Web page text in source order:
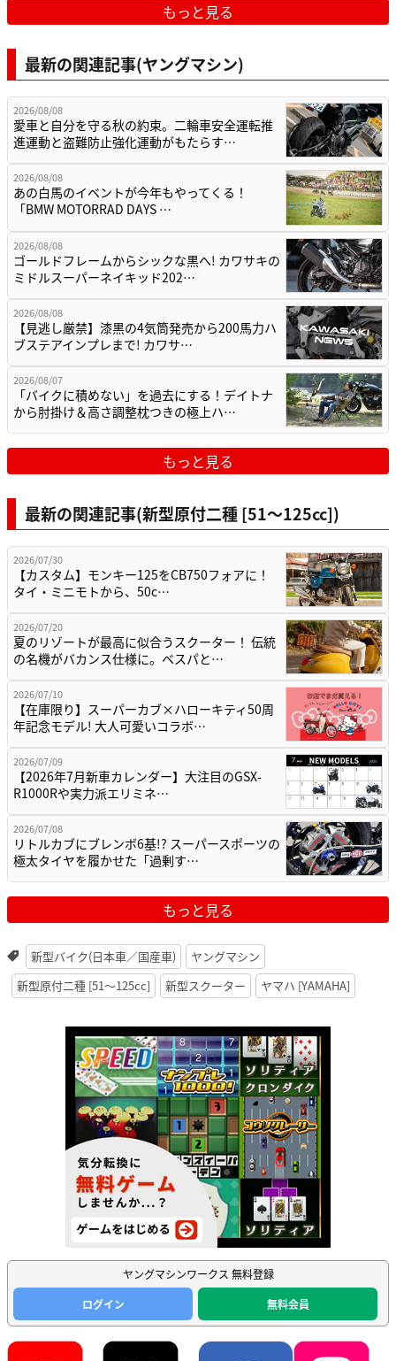
もっと見る
最新の関連記事(ヤングマシン)
2026/08/08
愛車と自分を守る秋の約束。二輪車安全運転推
進運動と盗難防止強化運動がもたらす…
2026/08/08
あの白馬のイベントが今年もやってくる！
「BMW MOTORRAD DAYS …
2026/08/08
ゴールドフレームからシックな黒へ! カワサキの
ミドルスーパーネイキッド202…
2026/08/08
【見逃し厳禁】漆黒の4気筒発売から200馬力ハ
ブステアインプレまで! カワサ…
2026/08/07
「バイクに積めない」を過去にする！デイトナ
から肘掛け＆高さ調整枕つきの極上ハ…
もっと見る
最新の関連記事(新型原付二種 [51〜125cc])
2026/07/30
【カスタム】モンキー125をCB750フォアに！
タイ・ミニモトから、50c…
2026/07/20
夏のリゾートが最高に似合うスクーター！ 伝統
の名機がバカンス仕様に。ベスパと…
2026/07/10
【在庫限り】スーパーカブ×ハローキティ50周
年記念モデル! 大人可愛いコラボ…
2026/07/09
【2026年7月新車カレンダー】大注目のGSX-
R1000Rや実力派エリミネ…
2026/07/08
リトルカブにブレンボ6基!? スーパースポーツの
極太タイヤを履かせた「過剰す…
もっと見る
新型バイク(日本車／国産車)
ヤングマシン
新型原付二種 [51〜125cc]
新型スクーター ヤマハ [YAMAHA]
ヤングマシンワークス 無料登録
ログイン
無料会員